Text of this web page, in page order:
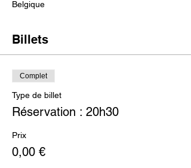
Belgique
Billets
Complet
Type de billet
Réservation : 20h30
Prix
0,00 €